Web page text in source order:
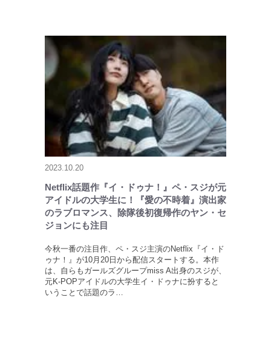
2023.10.20
Netflix話題作『イ・ドゥナ！』ペ・スジが元
アイドルの大学生に！『愛の不時着』演出家
のラブロマンス、除隊後初復帰作のヤン・セ
ジョンにも注目
今秋一番の注目作、ペ・スジ主演のNetflix『イ・ド
ゥナ！』が10月20日から配信スタートする。本作
は、自らもガールズグループmiss A出身のスジが、
元K-POPアイドルの大学生イ・ドゥナに扮すると
いうことで話題のラ…